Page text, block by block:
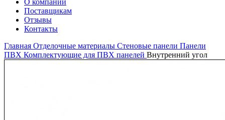
О компании
Поставщикам
Отзывы
Контакты
Главная Отделочные материалы Стеновые панели Панели
ПВХ Комплектующие для ПВХ панелей Внутренний угол